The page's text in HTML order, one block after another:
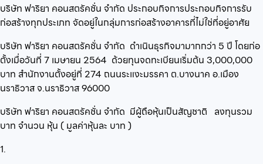
บริษัท ฟาริยา คอนสตรัคชั่น จำกัด ประกอบกิจการประกอบกิจการรับ
ก่อสร้างทุกประเภท จัดอยู่ในกลุ่มการก่อสร้างอาคารที่ไม่ใช่ที่อยู่อาศัย
บริษัท ฟาริยา คอนสตรัคชั่น จำกัด ดำเนินธุรกิจมามากกว่า 5 ปี โดยก่อ
ตั้งเมื่อวันที่ 7 เมษายน 2564 ด้วยทุนจดทะเบียนเริ่มต้น 3,000,000
บาท สำนักงานตั้งอยู่ที่ 274 ถนนระแงะมรรคา ต.บางนาค อ.เมือง
นราธิวาส จ.นราธิวาส 96000
บริษัท ฟาริยา คอนสตรัคชั่น จำกัด มีผู้ถือหุ้นเป็นสัญชาติ ลงทุนรวม
บาท จำนวน หุ้น ( มูลค่าหุ้นละ บาท )
1.